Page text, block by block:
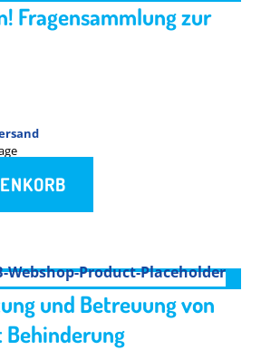
Fragensammlung zur
und Betreuung von
Behinderung